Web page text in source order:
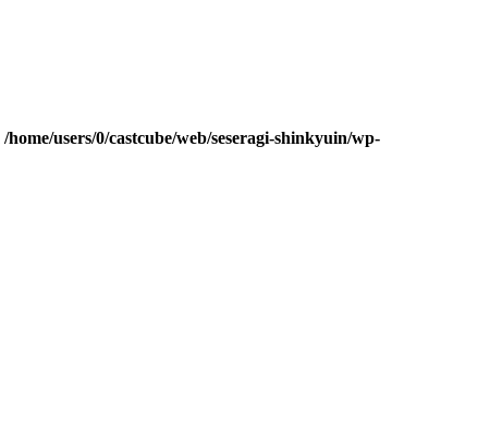
/home/users/0/castcube/web/seseragi-shinkyuin/wp-